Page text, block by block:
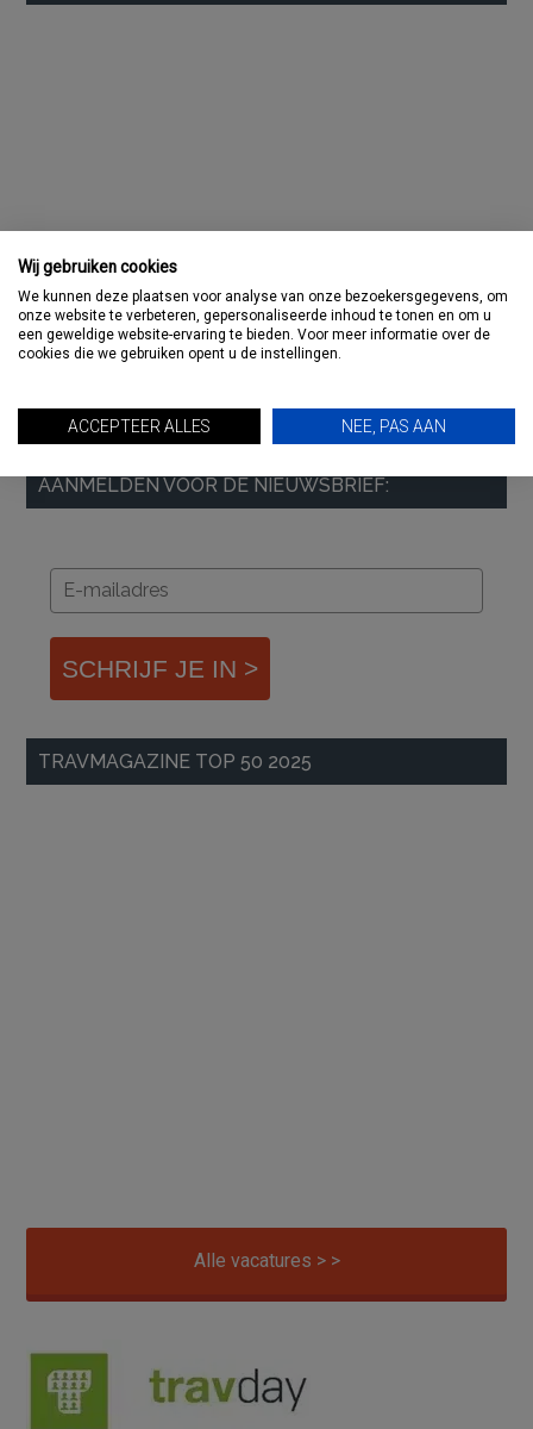
AANMELDEN VOOR DE NIEUWSBRIEF:
SCHRIJF JE IN >
TRAVMAGAZINE TOP 50 2025
Alle vacatures > >
Wij gebruiken cookies
We kunnen deze plaatsen voor analyse van onze bezoekersgegevens, om
onze website te verbeteren, gepersonaliseerde inhoud te tonen en om u
een geweldige website-ervaring te bieden. Voor meer informatie over de
cookies die we gebruiken opent u de instellingen.
ACCEPTEER ALLES NEE, PAS AAN